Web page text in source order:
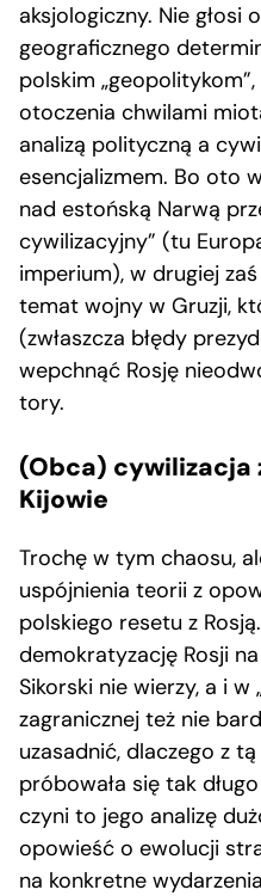
aksjologiczny. Nie głosi
geograficznego
polskim
otoczenia chwilami
analizą polityczną a
esencjalizmem. Bo oto
nad estońską Narwą
cywilizacyjny” (tu
imperium), w drugiej
temat wojny w Gruzji,
(zwłaszcza błędy
wepchnąć Rosję
tory.
(Obca) cywilizacja
Kijowie
Trochę w tym chaosu,
uspójnienia teorii z
polskiego resetu z
demokratyzację Rosji
Sikorski nie wierzy, a i
zagranicznej też nie
uzasadnić, dlaczego z
próbowała się tak
czyni to jego analizę
opowieść o ewolucji
na konkretne